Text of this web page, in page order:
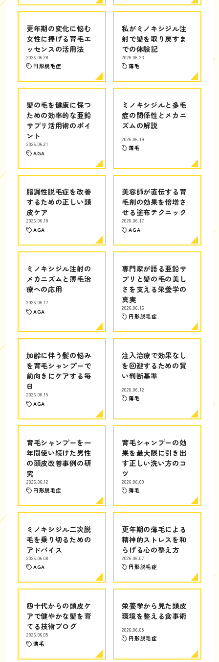
更年期の変化に悩む
女性に捧げる育毛エ
ッセンスの活用法
2026.06.28
円形脱毛症
私がミノキシジル注
射で髪を取り戻すま
での体験記
2026.06.23
薄毛
髪の毛を健康に保つ
ための効率的な亜鉛
サプリ活用術のポイ
ント
2026.06.21
AGA
ミノキシジルと多毛
症の関係性とメカニ
ズムの解説
2026.06.19
薄毛
脂漏性脱毛症を改善
するための正しい頭
皮ケア
2026.06.18
AGA
美容師が直伝する育
毛剤の効果を倍増さ
せる塗布テクニック
2026.06.17
AGA
ミノキシジル注射の
メカニズムと薄毛治
療への応用
2026.06.17
AGA
専門家が語る亜鉛サ
プリと髪の毛の美し
さを支える栄養学の
真実
2026.06.16
円形脱毛症
加齢に伴う髪の悩み
を育毛シャンプーで
前向きにケアする毎
日
2026.06.15
AGA
注入治療で効果なし
を回避するための賢
い判断基準
2026.06.12
薄毛
育毛シャンプーを一
年間使い続けた男性
の頭皮改善事例の研
究
2026.06.12
円形脱毛症
育毛シャンプーの効
果を最大限に引き出
す正しい洗い方のコ
ツ
2026.06.09
薄毛
ミノキシジル二次脱
毛を乗り切るための
アドバイス
2026.06.08
AGA
更年期の薄毛による
精神的ストレスを和
らげる心の整え方
2026.06.07
円形脱毛症
四十代からの頭皮ケ
アで健やかな髪を育
てる技術ブログ
2026.06.05
薄毛
栄養学から見た頭皮
環境を整える食事術
2026.06.05
円形脱毛症